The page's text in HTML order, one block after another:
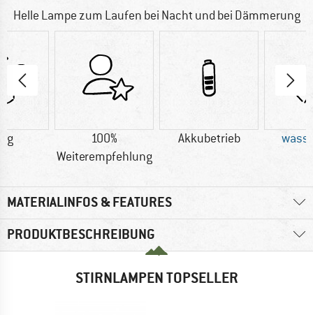
Helle Lampe zum Laufen bei Nacht und bei Dämmerung
g
100%
Weiterempfehlung
Akkubetrieb
MATERIALINFOS & FEATURES
PRODUKTBESCHREIBUNG
STIRNLAMPEN TOPSELLER